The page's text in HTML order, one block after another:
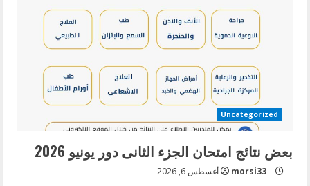
Uncategorized
بعض نتائج امتحان الجزء الثانى دور يونيو 2026
morsi33 أغسطس 6, 2026